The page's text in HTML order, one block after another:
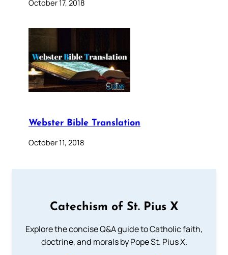
October 17, 2018
Webster Bible Translation
October 11, 2018
Catechism of St. Pius X
Explore the concise Q&A guide to Catholic faith,
doctrine, and morals by Pope St. Pius X.